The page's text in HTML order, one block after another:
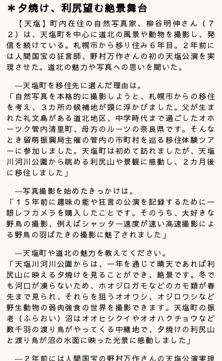
＊夕焼け、利尻望む絶景舞台
【天塩】町内在住の自然写真家、柳谷明伸さん（７
２）は、天塩町を中心に道北の風景や動物を撮影し、発
信を続けている。札幌市から移り住み６年目。２年前に
は人間国宝の狂言師、野村万作さんの初の天塩公演を実
現させた。道北の魅力や写真への思いを聞いた。
―天塩町を移住先に選んだ理由は。
「自然写真を本格的に撮影しようと、札幌市からの移住
を考え、３カ所の候補地が頭に浮かびました。父が生ま
れた礼文島がある道北地区、中学時代まで過ごしたオホ
ーツク管内清里町、母方のルーツの奈良県です。そんな
とき留萌振興局主催の管内の市町村を巡る移住体験ツア
ーに参加しました。天塩町は初めて訪れましたが、天塩
川河川公園から眺める利尻山や景観に感動し、２カ月後
に移住しました」
―写真撮影を始めたきっかけは。
「１５年前に趣味の能や狂言の公演を記録するために一
眼レフカメラを購入したことです。そのうち、大好きな
野鳥の撮影、例えばシャッター速度が速い高速撮影によ
る野鳥の羽ばたきの撮影に魅了されました」
―天塩町や道北の魅力を教えてください。
「天塩川河川公園からは、一年を通じて晴天であれば利
尻山に映える夕焼けを見ることができ、絶景です。冬で
も河口が凍らないため、ホオジロガモなどのカモ類が春
先まで見られ、それらを狙うオオワシ、オジロワシなど
野生動物の弱肉強食の世界を撮影できます。天塩町の振
老（ふらおい）沼はオオヒシクイやオオハクチョウなど
数千羽の渡り鳥がやってくる中継地で、夕焼けの利尻山
と渡り鳥が沼の水面に映った光景に感動しました」
―２年前には人間国宝の野村万作さんの天塩公演実現